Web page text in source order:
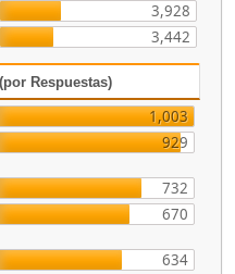
3,928
3,442
Respuestas)
1,003
929
732
670
634